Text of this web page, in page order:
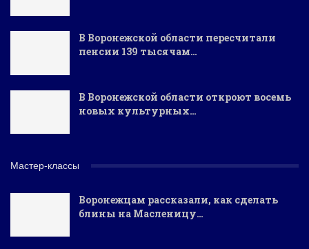
В Воронежской области пересчитали
пенсии 139 тысячам…
В Воронежской области откроют восемь
новых культурных…
Мастер-классы
Воронежцам рассказали, как сделать
блины на Масленицу…